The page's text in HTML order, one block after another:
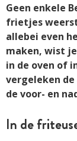
Geen enkele
frietjes
allebei even
maken, wist
in de oven of
vergeleken
de voor- en
In de